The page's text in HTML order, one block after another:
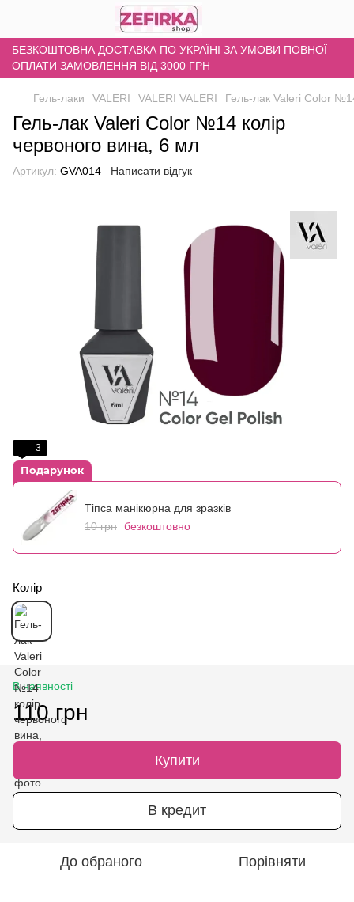
БЕЗКОШТОВНА ДОСТАВКА ПО УКРАЇНІ ЗА УМОВИ ПОВНОЇ
ОПЛАТИ ЗАМОВЛЕННЯ ВІД 3000 ГРН
Гель-лаки VALERI VALERI VALERI Гель-лак Valeri Color
Гель-лак Valeri Color №14 колір
червоного вина, 6 мл
Артикул: GVA014 Написати відгук
3
Подарунок
Тіпса манікюрна для зразків
10 грн безкоштовно
Колір
В наявності
110 грн
Купити
В кредит
До обраного Порівняти